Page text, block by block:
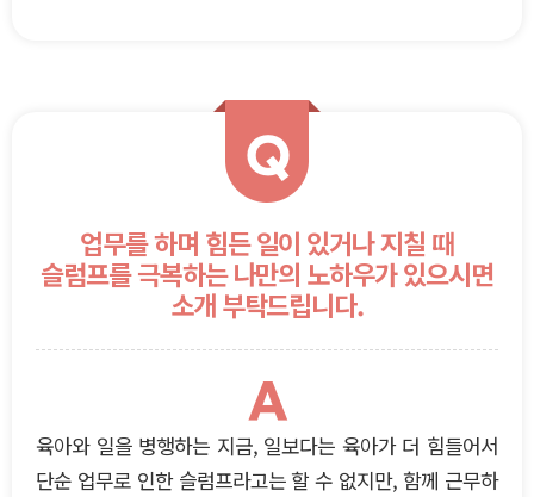
Q
업무를 하며 힘든 일이 있거나 지칠 때
슬럼프를 극복하는 나만의 노하우가 있으시면
소개 부탁드립니다.
A
육아와 일을 병행하는 지금, 일보다는 육아가 더 힘들어서
단순 업무로 인한 슬럼프라고는 할 수 없지만, 함께 근무하